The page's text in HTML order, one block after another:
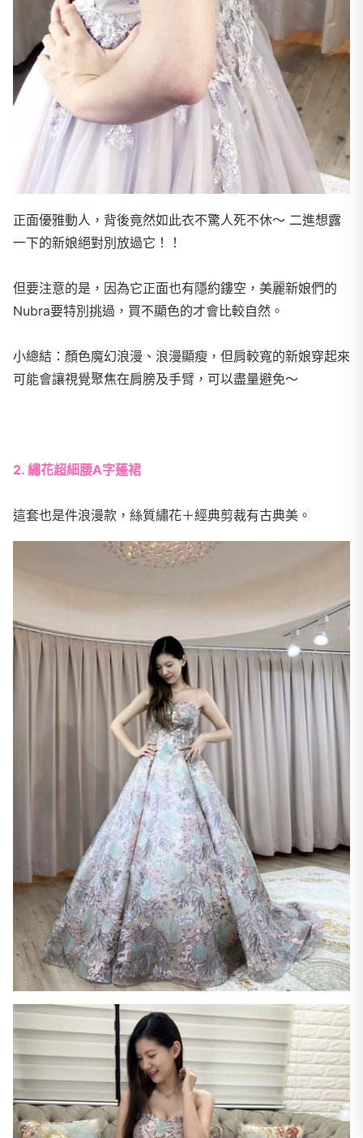
正面優雅動人，背後竟然如此衣不驚人死不休～ 二進想露
一下的新娘絕對別放過它！！
但要注意的是，因為它正面也有隱約鏤空，美麗新娘們的
Nubra要特別挑過，買不顯色的才會比較自然。
小總結：顏色魔幻浪漫、浪漫顯瘦，但肩較寬的新娘穿起來
可能會讓視覺聚焦在肩膀及手臂，可以盡量避免～
2. 繡花超細腰A字蓬裙
這套也是件浪漫款，絲質繡花＋經典剪裁有古典美。